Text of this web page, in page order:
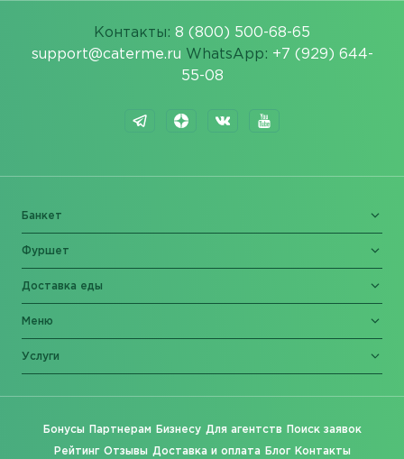
Контакты: 8 (800) 500-68-65
support@caterme.ru WhatsApp: +7 (929) 644-
55-08
Банкет
Фуршет
Доставка еды
Меню
Услуги
Бонусы Партнерам Бизнесу Для агентств Поиск заявок
Рейтинг Отзывы Доставка и оплата Блог Контакты